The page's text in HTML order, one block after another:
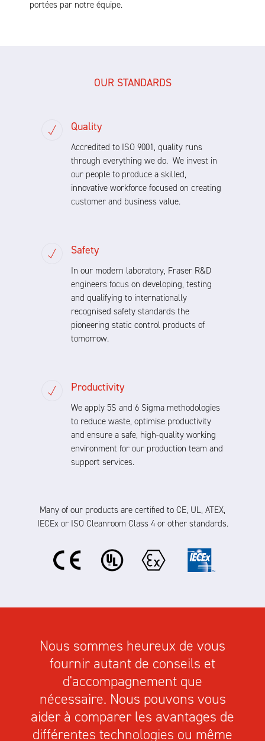
portées par notre équipe.
OUR STANDARDS
Quality
Accredited to ISO 9001, quality runs
through everything we do. We invest in
our people to produce a skilled,
innovative workforce focused on creating
customer and business value.
Safety
In our modern laboratory, Fraser R&D
engineers focus on developing, testing
and qualifying to internationally
recognised safety standards the
pioneering static control products of
tomorrow.
Productivity
We apply 5S and 6 Sigma methodologies
to reduce waste, optimise productivity
and ensure a safe, high-quality working
environment for our production team and
support services.
Many of our products are certified to CE, UL, ATEX,
IECEx or ISO Cleanroom Class 4 or other standards.
Nous sommes heureux de vous
fournir autant de conseils et
d'accompagnement que
nécessaire. Nous pouvons vous
aider à comparer les avantages de
différentes technologies ou même